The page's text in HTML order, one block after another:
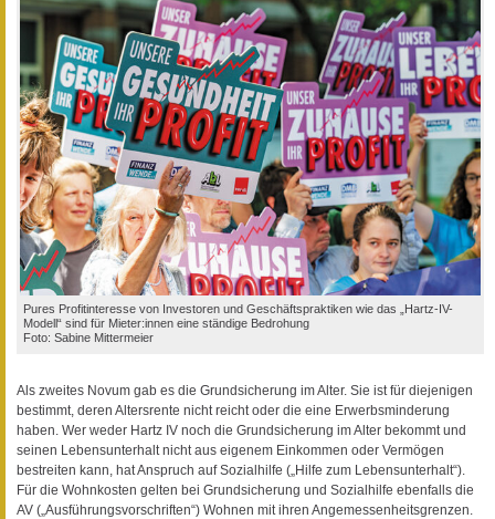
Pures Profitinteresse von Investoren und Geschäftspraktiken wie das „Hartz-IV-
Modell“ sind für Mieter:innen eine ständige Bedrohung
Foto: Sabine Mittermeier
Als zweites Novum gab es die Grundsicherung im Alter. Sie ist für diejenigen
bestimmt, deren Altersrente nicht reicht oder die eine Erwerbsminderung
haben. Wer weder Hartz IV noch die Grundsicherung im Alter bekommt und
seinen Lebensunterhalt nicht aus eigenem Einkommen oder Vermögen
bestreiten kann, hat Anspruch auf Sozialhilfe („Hilfe zum Lebensunterhalt“).
Für die Wohnkosten gelten bei Grundsicherung und Sozialhilfe ebenfalls die
AV („Ausführungsvorschriften“) Wohnen mit ihren Angemessenheitsgrenzen.